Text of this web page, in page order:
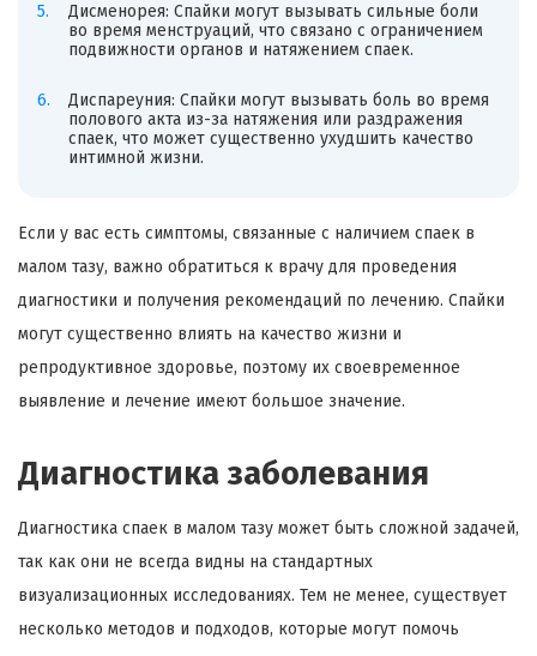
Дисменорея: Спайки могут вызывать сильные боли
во время менструаций, что связано с ограничением
подвижности органов и натяжением спаек.
Диспареуния: Спайки могут вызывать боль во время
полового акта из-за натяжения или раздражения
спаек, что может существенно ухудшить качество
интимной жизни.
Если у вас есть симптомы, связанные с наличием спаек в
малом тазу, важно обратиться к врачу для проведения
диагностики и получения рекомендаций по лечению. Спайки
могут существенно влиять на качество жизни и
репродуктивное здоровье, поэтому их своевременное
выявление и лечение имеют большое значение.
Диагностика заболевания
Диагностика спаек в малом тазу может быть сложной задачей,
так как они не всегда видны на стандартных
визуализационных исследованиях. Тем не менее, существует
несколько методов и подходов, которые могут помочь